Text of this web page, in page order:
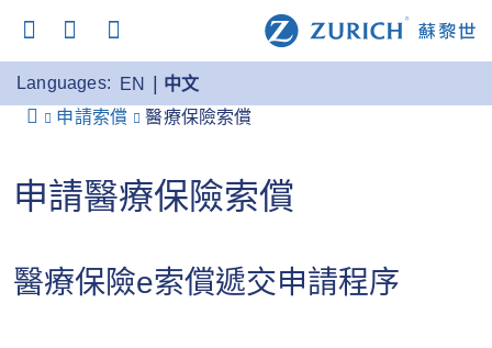
Languages: EN
中文
申請索償
醫療保險索償
申請醫療保險索償
醫療保險e索償遞交申請程序